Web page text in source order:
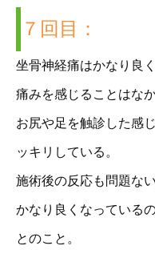
７回目：
坐骨神経痛はかなり良
痛みを感じることはな
お尻や足を触診した感
ッキリしている。
施術後の反応も問題ない
かなり良くなっている
とのこと。